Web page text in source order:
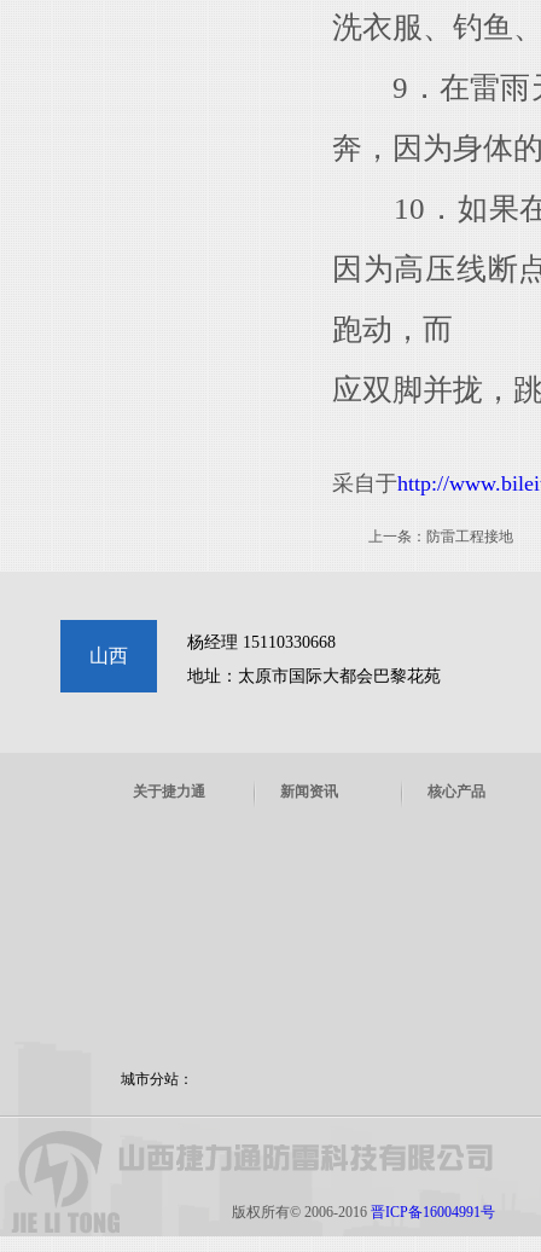
洗衣服、钓鱼
9．在雷雨天
奔，因为身体
10．如果在
因为高压线断
跑动，而
应双脚并拢，
采自于http://
上一条： 防雷工程接地
山西
杨经理 15110330668
地址：太原市国际大都会巴黎花苑
关于捷力通 新闻资讯 核心产品
城市分站：
版权所有© 2006-2016 晋ICP备16004991号